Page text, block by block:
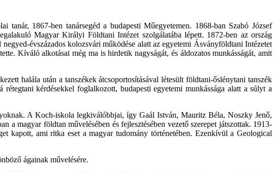
1867-ben tanársegéd a budapesti Műegyetemen. 1868-ban Szabó József
Magyar Királyi Földtani Intézet szolgálatába lépett. 1872-ben az ország
évszázados kolozsvári működése alatt az egyetemi Ásványföldtani Intézetet
Kíváló alkotásai még ma is hirdetik nagyságát, és áldozatos munkásságát, amit
halála után a tanszékek átcsoportosításával létesült földtani-őslénytani tanszék
kérdésekkel foglalkozott, budapesti egyetemi munkássága alatt a súlyt a
A Koch-iskola legkiválóbbjai, így Gaál István, Mauritz Béla, Noszky Jenő,
magyar földtan művelésében és fejlesztésében vezető szerepet játszottak. 1913-
kapott, ami ritka eset a magyar tudomány történetében. Ezenkívül a Geological
ágainak művelésére.